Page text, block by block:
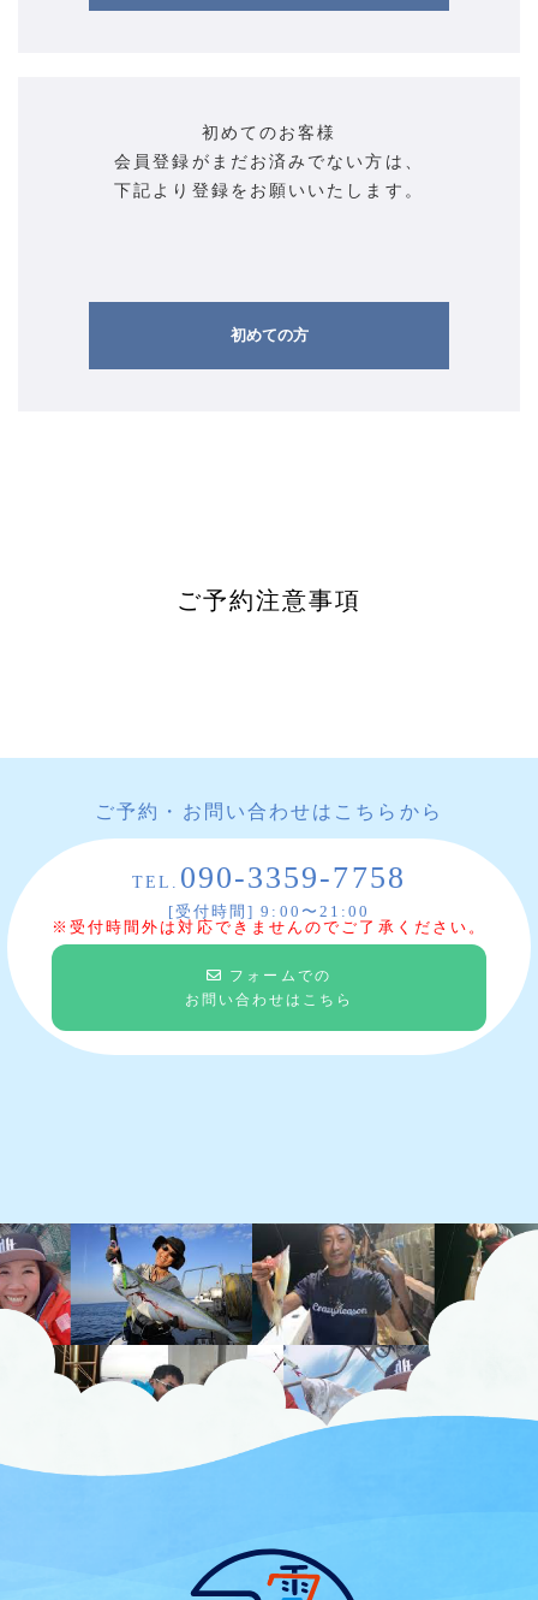
初めてのお客様
会員登録がまだお済みでない方は、
下記より登録をお願いいたします。
初めての方
ご予約注意事項
ご予約・お問い合わせはこちらから
TEL. 090-3359-7758
[受付時間] 9:00〜21:00
※受付時間外は対応できませんのでご了承ください。
フォームでの
お問い合わせはこちら